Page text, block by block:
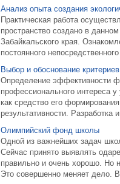
Анализ опыта создания
Практическая работа
пространство создано в
Забайкальского края.
постоянного
Выбор и обоснование
Определение эффективности
профессионального интереса
как средство его
результативности. Разработка
Олимпийский фонд школы
Одной из важнейших задач
Сейчас принято выявлять
правильно и очень хорошо. Но
Это совершенно меняет дело.